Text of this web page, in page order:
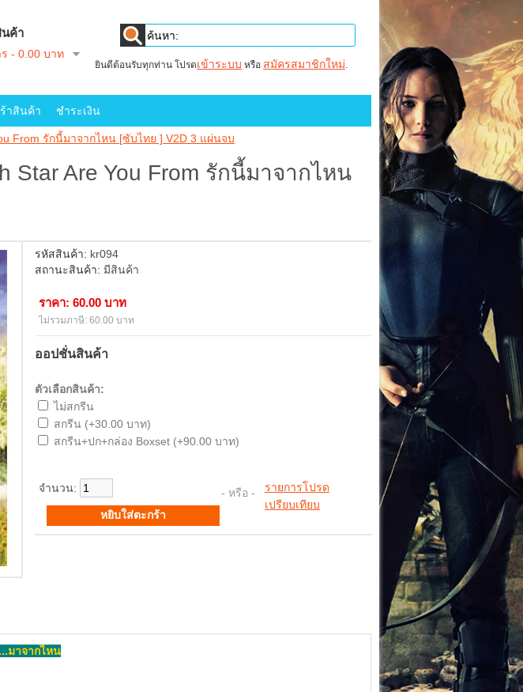
นค้า
- 0.00 บาท
ยินดีต้อนรับทุกท่าน โปรดเข้าระบบ หรือ สมัครสมาชิกใหม่.
าสินค้า ชำระเงิน
From รักนี้มาจากไหน [ซับไทย ] V2D 3 แผ่นจบ
Star Are You From รักนี้มาจากไหน
รหัสสินค้า: kr094
สถานะสินค้า: มีสินค้า
ราคา: 60.00 บาท
ไม่รวมภาษี: 60.00 บาท
ออปชั่นสินค้า
ตัวเลือกสินค้า:
ไม่สกรีน
สกรีน (+30.00 บาท)
สกรีน+ปก+กล่อง Boxset (+90.00 บาท)
จำนวน: - หรือ - รายการโปรด
เปรียบเทียบ
มาจากไหน